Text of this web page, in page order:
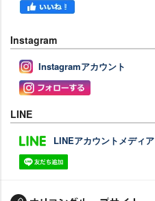
Instagram
Instagramアカウント
LINE
LINEアカウントメディア